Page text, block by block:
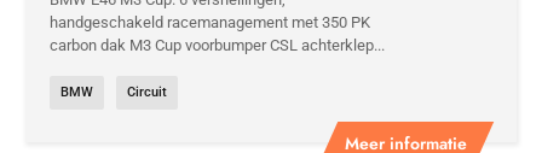
Meer informatie
handgeschakeld racemanagement met 350 PK
carbon dak M3 Cup voorbumper CSL achterklep...
BMW Circuit